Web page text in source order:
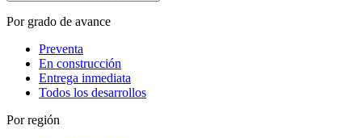
Por grado de avance
Preventa
En construcción
Entrega inmediata
Todos los desarrollos
Por región